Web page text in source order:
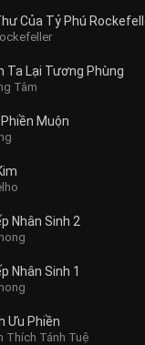
Của Tỷ Phú
Ta Lại Tương Phùng
Tâm
Muộn
Nhân Sinh 2
Nhân Sinh 1
Ưu Phiền
Thích Tánh Tuệ